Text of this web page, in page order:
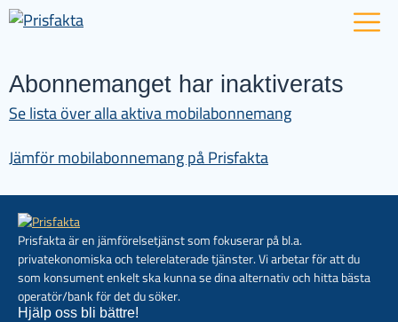
Abonnemanget har inaktiverats
Se lista över alla aktiva mobilabonnemang
Jämför mobilabonnemang på Prisfakta
Prisfakta är en jämförelsetjänst som fokuserar på bl.a.
privatekonomiska och telerelaterade tjänster. Vi arbetar för att du
som konsument enkelt ska kunna se dina alternativ och hitta bästa
operatör/bank för det du söker.
Hjälp oss bli bättre!